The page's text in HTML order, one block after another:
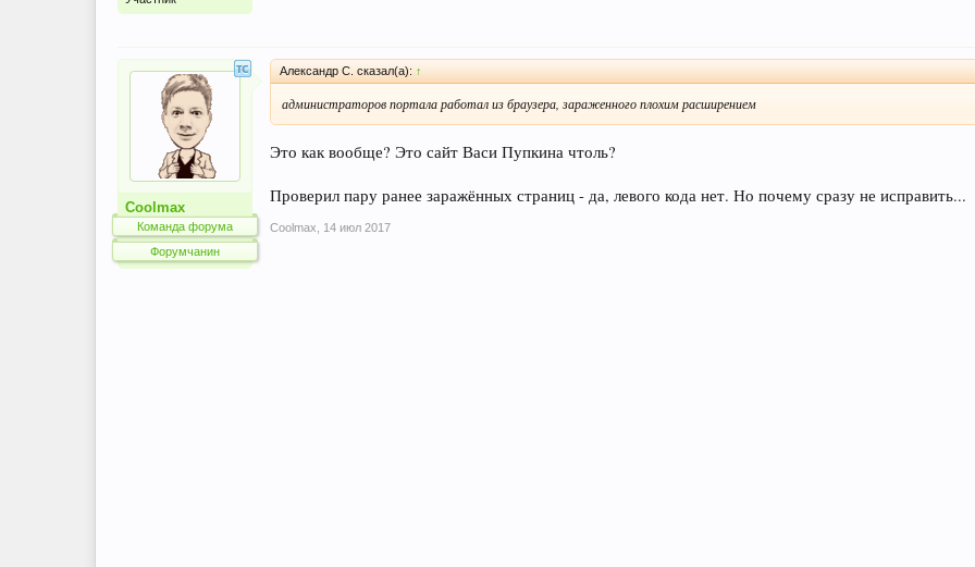
Coolmax
Команда форума
Форумчанин
Александр С. сказал(а): ↑
администраторов портала работал из браузера, зараженного плохим расширением
Это как вообще? Это сайт Васи Пупкина чтоль?
Проверил пару ранее заражённых страниц - да, левого кода нет. Но почему сразу не исправить...
Coolmax 14 июл 2017